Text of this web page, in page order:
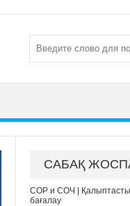
САБАҚ
СОР и СОЧ |
бағалау